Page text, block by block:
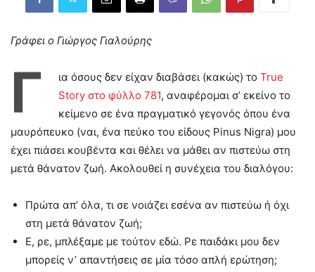
Γράφει ο Γιώργος Γιαλούρης
Γ ια όσους δεν είχαν διαβάσει (κακώς) το True
Story στο φύλλο 781, αναφέρομαι σ’ εκείνο το
κείμενο σε ένα πραγματικό γεγονός όπου ένα
μαυρόπευκο (ναι, ένα πεύκο του είδους Pinus Nigra) μου
έχει πιάσει κουβέντα και θέλει να μάθει αν πιστεύω στη
μετά θάνατον ζωή. Ακολουθεί η συνέχεια του διαλόγου:
Πρώτα απ’ όλα, τι σε νοιάζει εσένα αν πιστεύω ή όχι
στη μετά θάνατον ζωή;
Ε, ρε, μπλέξαμε με τούτον εδώ. Ρε παιδάκι μου δεν
μπορείς ν’ απαντήσεις σε μία τόσο απλή ερώτηση;